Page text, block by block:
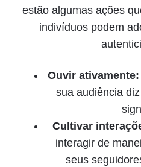
estão algumas ações
indivíduos podem
Ouvir ativamente:
sua audiência
Cultivar
interagir de
seus